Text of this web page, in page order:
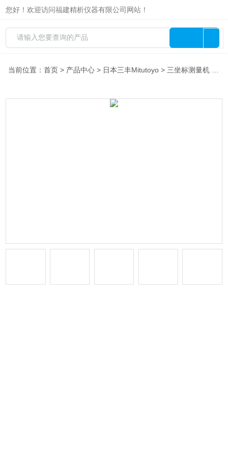
您好！欢迎访问福建精析仪器有限公司网站！
当前位置：首页 > 产品中心 > 日本三丰Mitutoyo > 三坐标测量机